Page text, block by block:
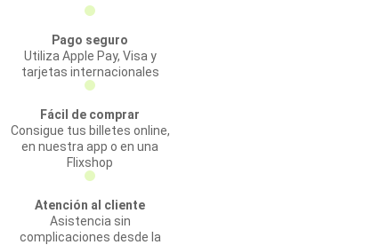
Pago seguro
Utiliza Apple Pay, Visa y
tarjetas internacionales
Fácil de comprar
Consigue tus billetes online,
en nuestra app o en una
Flixshop
Atención al cliente
Asistencia sin
complicaciones desde la